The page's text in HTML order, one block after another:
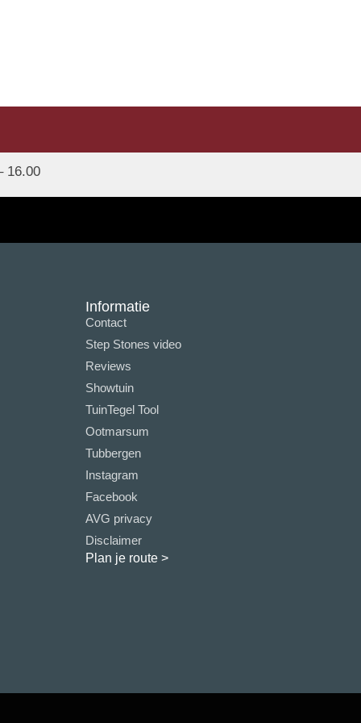
16.00
Informatie
Contact
Step Stones video
Reviews
Showtuin
TuinTegel Tool
Ootmarsum
Tubbergen
Instagram
Facebook
AVG privacy
Disclaimer
Plan je route >